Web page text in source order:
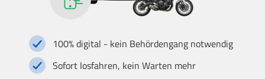
100% digital - kein Behördengang notwendig
Sofort losfahren, kein Warten mehr